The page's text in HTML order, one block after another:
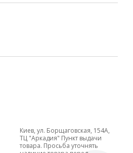
Киев, ул. Борщаговская, 154А,
ТЦ "Аркадия" Пункт выдачи
товара. Просьба уточнять